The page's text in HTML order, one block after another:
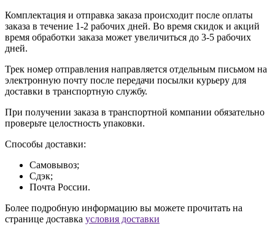
Комплектация и отправка заказа происходит после оплаты
заказа в течение 1-2 рабочих дней. Во время скидок и акций
время обработки заказа может увеличиться до 3-5 рабочих
дней.
Трек номер отправления направляется отдельным письмом на
электронную почту после передачи посылки курьеру для
доставки в транспортную службу.
При получении заказа в транспортной компании обязательно
проверьте целостность упаковки.
Способы доставки:
Самовывоз;
Сдэк;
Почта России.
Более подробную информацию вы можете прочитать на
странице доставка условия доставки